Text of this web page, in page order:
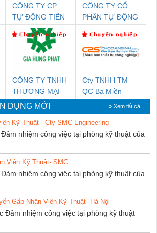
CÔNG TY CP
TỰ ĐỘNG TIẾN
HƯNG
CÔNG TY CỔ
PHẦN TỰ ĐỘNG
CÔNG TY TNHH
THƯƠNG MẠI
DỊCH VỤ KỸ
THUẬT ĐIỆN CƠ
GIA HƯNG
PHÁT
Cty TNHH TM
QC Ba Miền
DỤNG MỚI » Xem tất cả
Kỹ Thuật - Cty SMC Engineering
nhiệm công việc tại phòng kỹ thuật của
Viên Kỹ Thuật- SMC
nhiệm công việc tại phòng kỹ thuật của
Gấp Nhân Viên Kỹ Thuật- Hà Nội
Đảm nhiệm công việc tại phòng kỹ thuật